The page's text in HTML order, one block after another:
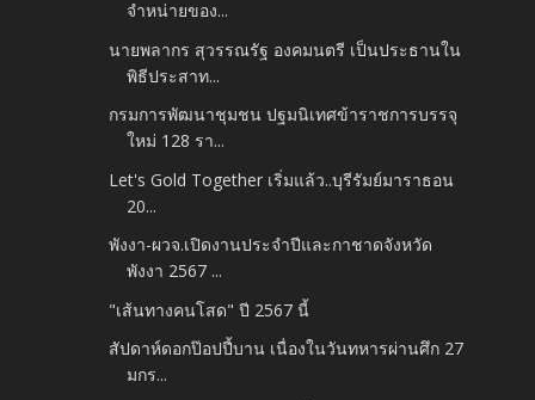
จำหน่ายของ...
นายพลากร สุวรรณรัฐ องคมนตรี เป็นประธานใน
พิธีประสาท...
กรมการพัฒนาชุมชน ปฐมนิเทศข้าราชการบรรจุ
ใหม่ 128 รา...
Let's Gold Together เริ่มแล้ว..บุรีรัมย์มาราธอน
20...
พังงา-ผวจ.เปิดงานประจำปีและกาชาดจังหวัด
พังงา 2567 ...
"เส้นทางคนโสด" ปี 2567 นี้
สัปดาห์ดอกป๊อปปี้บาน เนื่องในวันทหารผ่านศึก 27
มกร...